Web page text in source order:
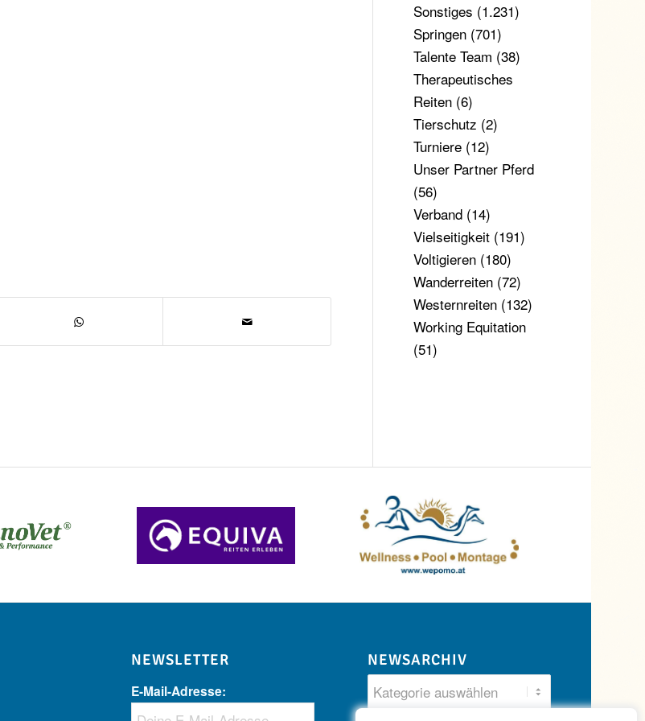
Sonstiges (1.231)
Springen(701)
Talente Team (38)
Therapeutisches
Reiten(6)
Tierschutz (2)
Turniere(12)
Unser Partner Pferd
(56)
Verband(14)
Vielseitigkeit(191)
Voltigieren(180)
Wanderreiten(72)
Westernreiten(132)
Working Equitation
(51)
NEWSLETTER
E-Mail-Adresse:
NEWSARCHIV